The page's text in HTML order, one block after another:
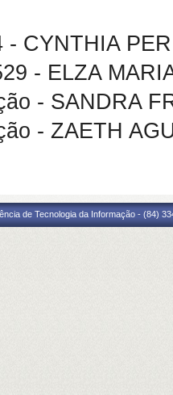
- CYNTHIA
- ELZA
- SANDRA
- ZAETH
de Tecnologia da Informação - (84)